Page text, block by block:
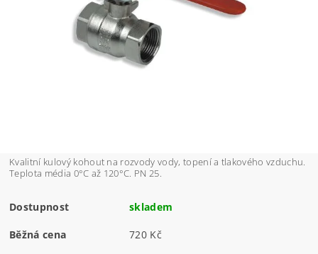
Kvalitní kulový kohout na rozvody vody, topení a tlakového vzduchu.
Teplota média 0°C až 120°C. PN 25.
Dostupnost skladem
Běžná cena 720 Kč